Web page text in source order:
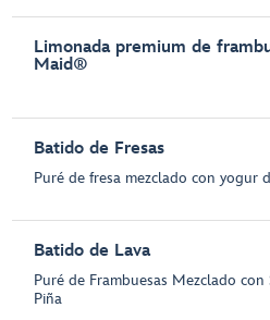
Limonada premium de
Maid®
Batido de Fresas
Puré de fresa mezclado con yogur
Batido de Lava
Puré de Frambuesas Mezclado con
Piña